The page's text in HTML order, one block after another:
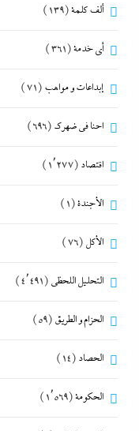
ألف كلمة(139)
أي خدمة(361)
إبداعات و مواهب (71)
احنا في ضهرك (696)
اقتصاد (1٬277)
الأجندة(1)
الأكل (76)
التحليل اللحظي (4٬491)
الحزام و الطريق (59)
الحصاد (14)
الحكومة(1٬569)